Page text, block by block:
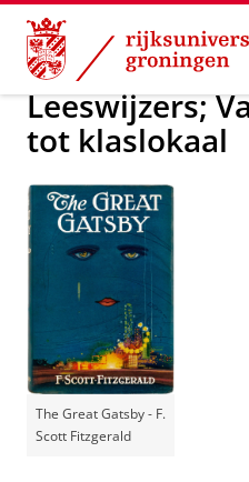
Skip
Content
Skip
Navigation
Leeswijzers;
tot klaslokaal
The Great Gatsby - F.
Scott Fitzgerald